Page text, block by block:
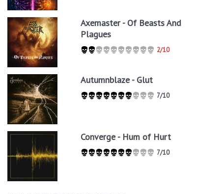
Axemaster - Of Beasts And
Plagues
2/10
Autumnblaze - Glut
7/10
Converge - Hum of Hurt
7/10